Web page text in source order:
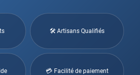
🛠 Artisans Qualifiés
💳 Facilité de paiement